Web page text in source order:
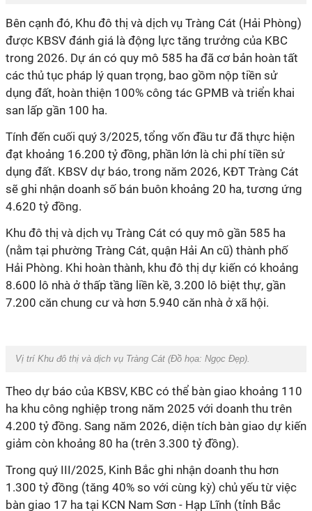
Bên cạnh đó, Khu đô thị và dịch vụ Tràng Cát (Hải Phòng)
được KBSV đánh giá là động lực tăng trưởng của KBC
trong 2026. Dự án có quy mô 585 ha đã cơ bản hoàn tất
các thủ tục pháp lý quan trọng, bao gồm nộp tiền sử
dụng đất, hoàn thiện 100% công tác GPMB và triển khai
san lấp gần 100 ha.
Tính đến cuối quý 3/2025, tổng vốn đầu tư đã thực hiện
đạt khoảng 16.200 tỷ đồng, phần lớn là chi phí tiền sử
dụng đất. KBSV dự báo, trong năm 2026, KĐT Tràng Cát
sẽ ghi nhận doanh số bán buôn khoảng 20 ha, tương ứng
4.620 tỷ đồng.
Khu đô thị và dịch vụ Tràng Cát có quy mô gần 585 ha
(nằm tại phường Tràng Cát, quận Hải An cũ) thành phố
Hải Phòng. Khi hoàn thành, khu đô thị dự kiến có khoảng
8.600 lô nhà ở thấp tầng liền kề, 3.200 lô biệt thự, gần
7.200 căn chung cư và hơn 5.940 căn nhà ở xã hội.
Vị trí Khu đô thị và dịch vụ Tràng Cát (Đồ họa: Ngọc Đẹp).
Theo dự báo của KBSV, KBC có thể bàn giao khoảng 110
ha khu công nghiệp trong năm 2025 với doanh thu trên
4.200 tỷ đồng. Sang năm 2026, diện tích bàn giao dự kiến
giảm còn khoảng 80 ha (trên 3.300 tỷ đồng).
Trong quý III/2025, Kinh Bắc ghi nhận doanh thu hơn
1.300 tỷ đồng (tăng 40% so với cùng kỳ) chủ yếu từ việc
bàn giao 17 ha tại KCN Nam Sơn - Hạp Lĩnh (tỉnh Bắc